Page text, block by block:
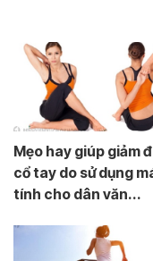
Mẹo hay giúp giảm
cổ tay do sử dụng
tính cho dân văn...